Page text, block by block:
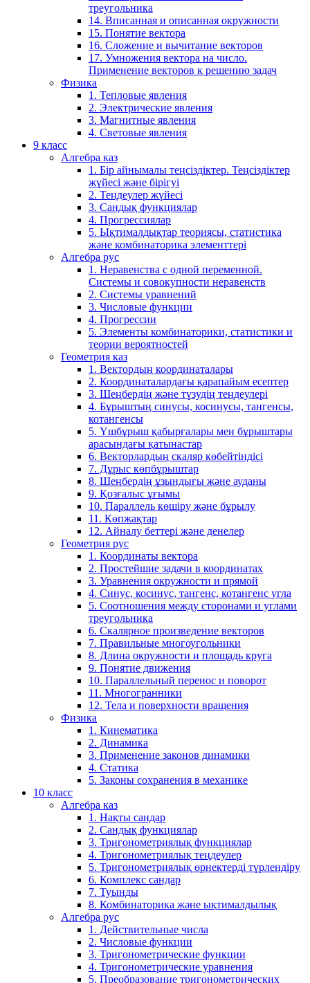
треугольника
14. Вписанная и описанная окружности
15. Понятие вектора
16. Сложение и вычитание векторов
17. Умножения вектора на число.
Применение векторов к решению задач
Физика
1. Тепловые явления
2. Электрические явления
3. Магнитные явления
4. Световые явления
9 класс
Алгебра каз
1. Бір айнымалы теңсіздіктер. Теңсіздіктер
жүйесі және бірігуі
2. Теңдеулер жүйесі
3. Сандық функциялар
4. Прогрессиялар
5. Ықтималдықтар теориясы, статистика
және комбинаторика элементтері
Алгебра рус
1. Неравенства с одной переменной.
Системы и совокупности неравенств
2. Системы уравнений
3. Числовые функции
4. Прогрессии
5. Элементы комбинаторики, статистики и
теории вероятностей
Геометрия каз
1. Вектордың координаталары
2. Координаталардағы қарапайым есептер
3. Шеңбердің және түзудің теңдеулері
4. Бұрыштың синусы, косинусы, тангенсы,
котангенсы
5. Үшбұрыш қабырғалары мен бұрыштары
арасындағы қатынастар
6. Векторлардың скаляр көбейтіндісі
7. Дұрыс көпбұрыштар
8. Шеңбердің ұзындығы және ауданы
9. Қозғалыс ұғымы
10. Параллель көшіру және бұрылу
11. Көпжақтар
12. Айналу беттері және денелер
Геометрия рус
1. Координаты вектора
2. Простейшие задачи в координатах
3. Уравнения окружности и прямой
4. Синус, косинус, тангенс, котангенс угла
5. Соотношения между сторонами и углами
треугольника
6. Скалярное произведение векторов
7. Правильные многоугольники
8. Длина окружности и площадь круга
9. Понятие движения
10. Параллельный перенос и поворот
11. Многогранники
12. Тела и поверхности вращения
Физика
1. Кинематика
2. Динамика
3. Применение законов динамики
4. Статика
5. Законы сохранения в механике
10 класс
Алгебра каз
1. Нақты сандар
2. Сандық функциялар
3. Тригонометриялық функциялар
4. Тригонометриялық теңдеулер
5. Тригонометриялық өрнектерді түрлендіру
6. Комплекс сандар
7. Туынды
8. Комбинаторика және ықтималдылық
Алгебра рус
1. Действительные числа
2. Числовые функции
3. Тригонометрические функции
4. Тригонометрические уравнения
5. Преобразование тригонометрических